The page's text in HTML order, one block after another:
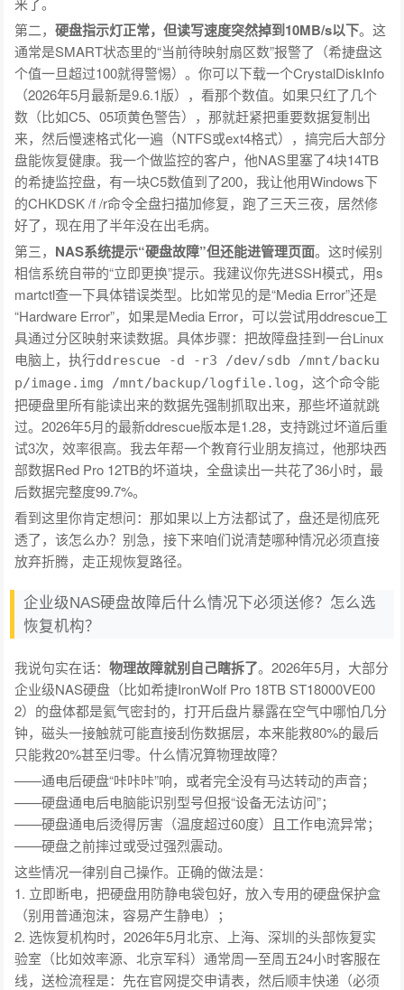
第二，硬盘指示灯正常，但读写速度突然掉到10MB/s以下。这
通常是SMART状态里的“当前待映射扇区数”报警了（希捷盘这
个值一旦超过100就得警惕）。你可以下载一个CrystalDiskInfo
（2026年5月最新是9.6.1版），看那个数值。如果只红了几个
数（比如C5、05项黄色警告），那就赶紧把重要数据复制出
来，然后慢速格式化一遍（NTFS或ext4格式），搞完后大部分
盘能恢复健康。我一个做监控的客户，他NAS里塞了4块14TB
的希捷监控盘，有一块C5数值到了200，我让他用Windows下
的CHKDSK /f /r命令全盘扫描加修复，跑了三天三夜，居然修
好了，现在用了半年没在出毛病。
第三， NAS系统提示“硬盘故障”但还能进管理页面。这时候别
相信系统自带的“立即更换”提示。我建议你先进SSH模式，用s
martctl查一下具体错误类型。比如常见的是“Media Error”还是
“Hardware Error”，如果是Media Error，可以尝试用ddrescue工
具通过分区映射来读数据。具体步骤：把故障盘挂到一台Linux
电脑上，执行ddrescue -d -r3 /dev/sdb /mnt/backu
p/image.img /mnt/backup/logfile.log，这个命令能
把硬盘里所有能读出来的数据先强制抓取出来，那些坏道就跳
过。2026年5月的最新ddrescue版本是1.28，支持跳过坏道后重
试3次，效率很高。我去年帮一个教育行业朋友搞过，他那块西
部数据Red Pro 12TB的坏道块，全盘读出一共花了36小时，最
后数据完整度99.7%。
看到这里你肯定想问：那如果以上方法都试了，盘还是彻底死
透了，该怎么办？别急，接下来咱们说清楚哪种情况必须直接
放弃折腾，走正规恢复路径。
企业级NAS硬盘故障后什么情况下必须送修？怎么选
恢复机构？
我说句实在话：物理故障就别自己瞎拆了。2026年5月，大部分
企业级NAS硬盘（比如希捷IronWolf Pro 18TB ST18000VE00
2）的盘体都是氦气密封的，打开后盘片暴露在空气中哪怕几分
钟，磁头一接触就可能直接刮伤数据层，本来能救80%的最后
只能救20%甚至归零。什么情况算物理故障？
——通电后硬盘“咔咔咔”响，或者完全没有马达转动的声音；
——硬盘通电后电脑能识别型号但报“设备无法访问”；
——硬盘通电后烫得厉害（温度超过60度）且工作电流异常；
——硬盘之前摔过或受过强烈震动。
这些情况一律别自己操作。正确的做法是：
1. 立即断电，把硬盘用防静电袋包好，放入专用的硬盘保护盒
（别用普通泡沫，容易产生静电）；
2. 选恢复机构时，2026年5月北京、上海、深圳的头部恢复实
验室（比如效率源、北京军科）通常周一至周五24小时客服在
线，送检流程是：先在官网提交申请表，然后顺丰快递（必须